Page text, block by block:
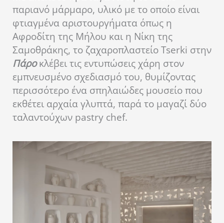
παριανό μάρμαρο, υλικό με το οποίο είναι
φτιαγμένα αριστουργήματα όπως η
Αφροδίτη της Μήλου και η Νίκη της
Σαμοθράκης, το ζαχαροπλαστείο Tserki στην
Πάρο κλέβει τις εντυπώσεις χάρη στον
εμπνευσμένο σχεδιασμό του, θυμίζοντας
περισσότερο ένα σπηλαιώδες μουσείο που
εκθέτει αρχαία γλυπτά, παρά το μαγαζί δύο
ταλαντούχων pastry chef.